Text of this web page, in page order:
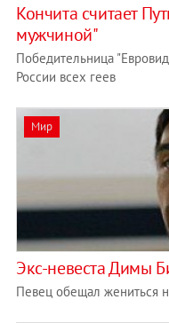
Кончита считает
мужчиной"
Победительница
России всех геев
Мир
Экс-невеста Димы
Певец обещал жениться